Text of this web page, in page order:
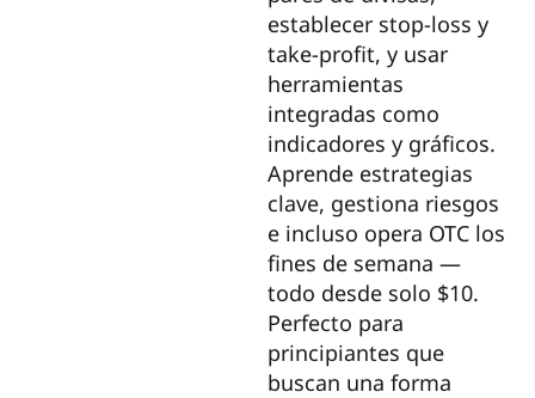
establecer stop-loss y
take-profit, y usar
herramientas
integradas como
indicadores y gráficos.
Aprende estrategias
clave, gestiona riesgos
e incluso opera OTC los
fines de semana —
todo desde solo $10.
Perfecto para
principiantes que
buscan una forma